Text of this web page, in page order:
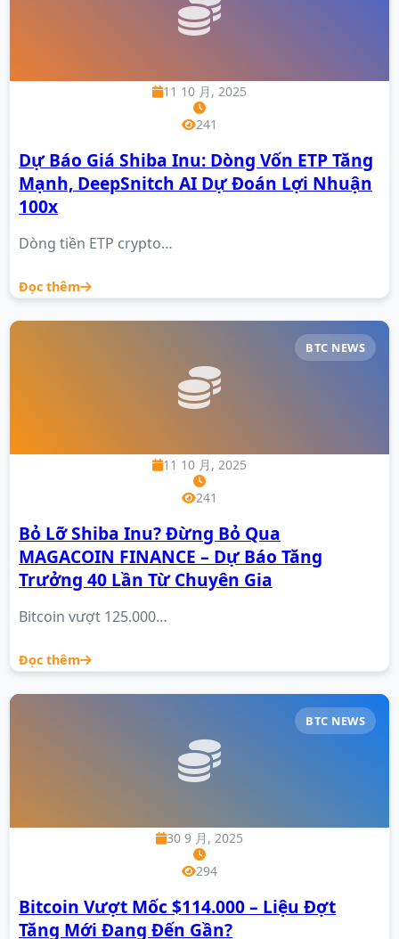
11 10 月, 2025
241
Dự Báo Giá Shiba Inu: Dòng Vốn ETP Tăng
Mạnh, DeepSnitch AI Dự Đoán Lợi Nhuận
100x
Dòng tiền ETP crypto…
Đọc thêm
BTC NEWS
11 10 月, 2025
241
Bỏ Lỡ Shiba Inu? Đừng Bỏ Qua
MAGACOIN FINANCE – Dự Báo Tăng
Trưởng 40 Lần Từ Chuyên Gia
Bitcoin vượt 125.000…
Đọc thêm
BTC NEWS
30 9 月, 2025
294
Bitcoin Vượt Mốc $114.000 – Liệu Đợt
Tăng Mới Đang Đến Gần?